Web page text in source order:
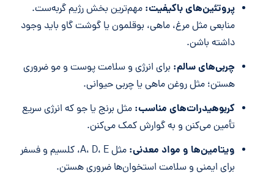
پروتئین‌های باکیفیت: مهم‌ترین بخش رژیم گربه‌ست.
منابعی مثل مرغ، ماهی، بوقلمون یا گوشت گاو باید وجود
داشته باشن.
چربی‌های سالم: برای انرژی و سلامت پوست و مو ضروری
هستن؛ مثل روغن ماهی یا چربی حیوانی.
کربوهیدرات‌های مناسب: مثل برنج یا جو که انرژی سریع
تأمین می‌کنن و به گوارش کمک می‌کنن.
ویتامین‌ها و مواد معدنی:
مثل A، D، E، کلسیم و فسفر
برای ایمنی و سلامت استخوان‌ها ضروری هستن.